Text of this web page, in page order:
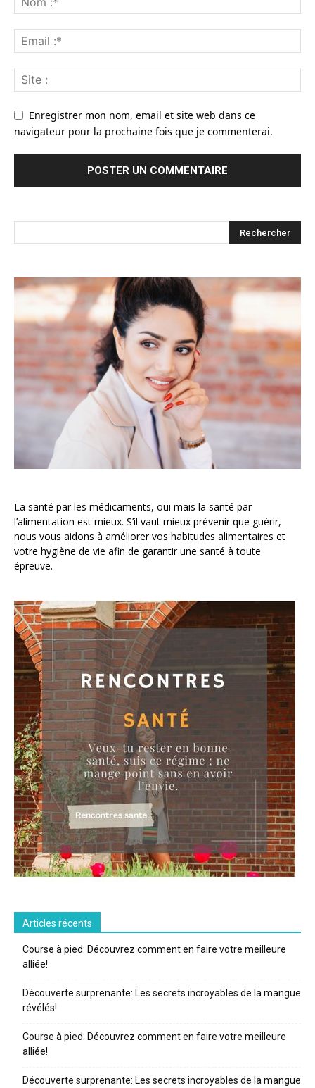
Enregistrer mon nom, email et site web dans ce
navigateur pour la prochaine fois que je commenterai.
La santé par les médicaments, oui mais la santé par
l’alimentation est mieux. S’il vaut mieux prévenir que guérir,
nous vous aidons à améliorer vos habitudes alimentaires et
votre hygiène de vie afin de garantir une santé à toute
épreuve.
Articles récents
Course à pied: Découvrez comment en faire votre meilleure
alliée!
Découverte surprenante: Les secrets incroyables de la mangue
révélés!
Course à pied: Découvrez comment en faire votre meilleure
alliée!
Découverte surprenante: Les secrets incroyables de la mangue